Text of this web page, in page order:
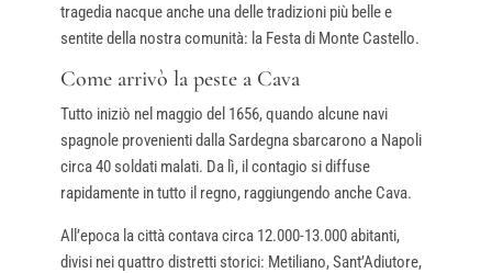
tragedia nacque anche una delle tradizioni più belle e
sentite della nostra comunità: la Festa di Monte Castello.
Come arrivò la peste a Cava
Tutto iniziò nel maggio del 1656, quando alcune navi
spagnole provenienti dalla Sardegna sbarcarono a Napoli
circa 40 soldati malati. Da lì, il contagio si diffuse
rapidamente in tutto il regno, raggiungendo anche Cava.
All’epoca la città contava circa 12.000-13.000 abitanti,
divisi nei quattro distretti storici: Metiliano, Sant’Adiutore,